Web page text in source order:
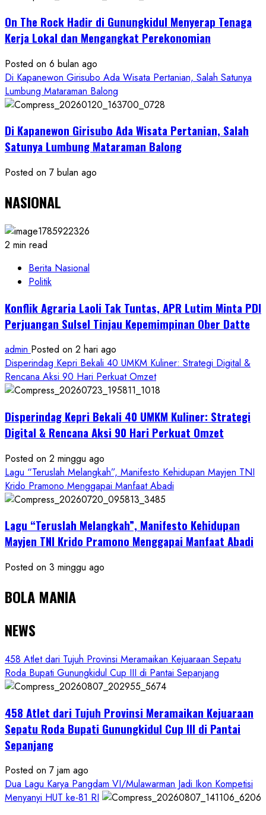
On The Rock Hadir di Gunungkidul Menyerap Tenaga
Kerja Lokal dan Mengangkat Perekonomian
Posted on 6 bulan ago
Di Kapanewon Girisubo Ada Wisata Pertanian, Salah Satunya
Lumbung Mataraman Balong
Di Kapanewon Girisubo Ada Wisata Pertanian, Salah
Satunya Lumbung Mataraman Balong
Posted on 7 bulan ago
NASIONAL
2 min read
Berita Nasional
Politik
Konflik Agraria Laoli Tak Tuntas, APR Lutim Minta PDI
Perjuangan Sulsel Tinjau Kepemimpinan Ober Datte
admin Posted on 2 hari ago
Disperindag Kepri Bekali 40 UMKM Kuliner: Strategi Digital &
Rencana Aksi 90 Hari Perkuat Omzet
Disperindag Kepri Bekali 40 UMKM Kuliner: Strategi
Digital & Rencana Aksi 90 Hari Perkuat Omzet
Posted on 2 minggu ago
Lagu “Teruslah Melangkah”, Manifesto Kehidupan Mayjen TNI
Krido Pramono Menggapai Manfaat Abadi
Lagu “Teruslah Melangkah”, Manifesto Kehidupan
Mayjen TNI Krido Pramono Menggapai Manfaat Abadi
Posted on 3 minggu ago
BOLA MANIA
NEWS
458 Atlet dari Tujuh Provinsi Meramaikan Kejuaraan Sepatu
Roda Bupati Gunungkidul Cup III di Pantai Sepanjang
458 Atlet dari Tujuh Provinsi Meramaikan Kejuaraan
Sepatu Roda Bupati Gunungkidul Cup III di Pantai
Sepanjang
Posted on 7 jam ago
Dua Lagu Karya Pangdam VI/Mulawarman Jadi Ikon Kompetisi
Menyanyi HUT ke-81 RI